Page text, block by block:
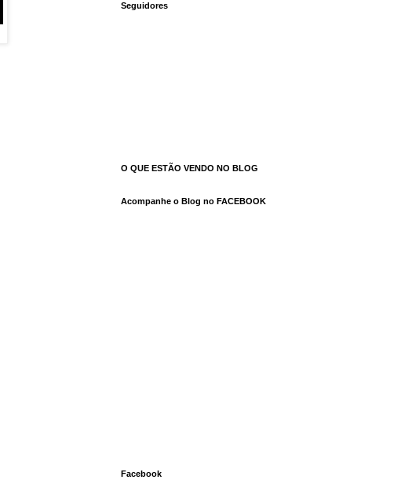
Seguidores
O QUE ESTÃO VENDO NO BLOG
Acompanhe o Blog no FACEBOOK
Facebook